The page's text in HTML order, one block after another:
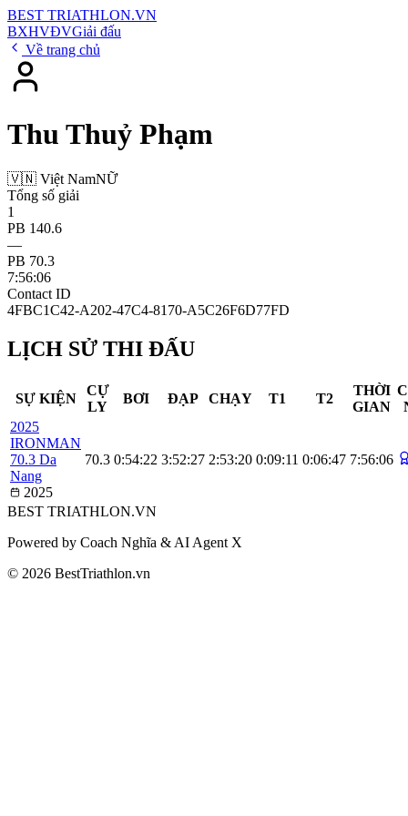
BEST TRIATHLON.VN
BXHVĐVGiải đấu
Về trang chủ
Thu Thuỷ Phạm
🇻🇳 Việt NamNỮ
Tổng số giải
1
PB 140.6
—
PB 70.3
7:56:06
Contact ID
4FBC1C42-A202-47C4-8170-A5C26F6D77FD
LỊCH SỬ THI ĐẤU
SỰ KIỆN
CỰ
LY
BƠI ĐẠP CHẠY T1 T2
THỜI
GIAN
2025
IRONMAN
70.3 Da
Nang
2025
70.3 0:54:22 3:52:27 2:53:20 0:09:11 0:06:47 7:56:06
BEST TRIATHLON.VN
Powered by Coach Nghĩa & AI Agent X
© 2026 BestTriathlon.vn